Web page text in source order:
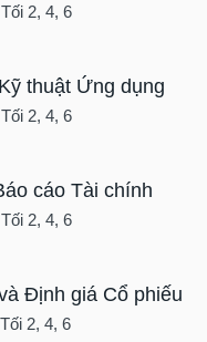
2, 4, 6
thuật Ứng dụng
2, 4, 6
cáo Tài chính
2, 4, 6
Định giá Cổ phiếu
2, 4, 6